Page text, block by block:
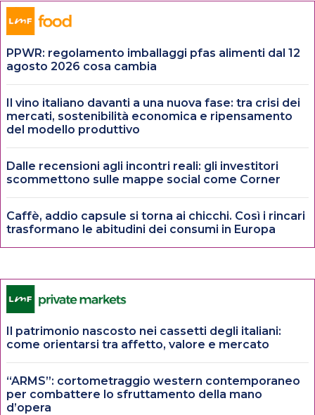
PPWR: regolamento imballaggi pfas alimenti dal 12
agosto 2026 cosa cambia
Il vino italiano davanti a una nuova fase: tra crisi dei
mercati, sostenibilità economica e ripensamento
del modello produttivo
Dalle recensioni agli incontri reali: gli investitori
scommettono sulle mappe social come Corner
Caffè, addio capsule si torna ai chicchi. Così i rincari
trasformano le abitudini dei consumi in Europa
Il patrimonio nascosto nei cassetti degli italiani:
come orientarsi tra affetto, valore e mercato
“ARMS”: cortometraggio western contemporaneo
per combattere lo sfruttamento della mano
d’opera